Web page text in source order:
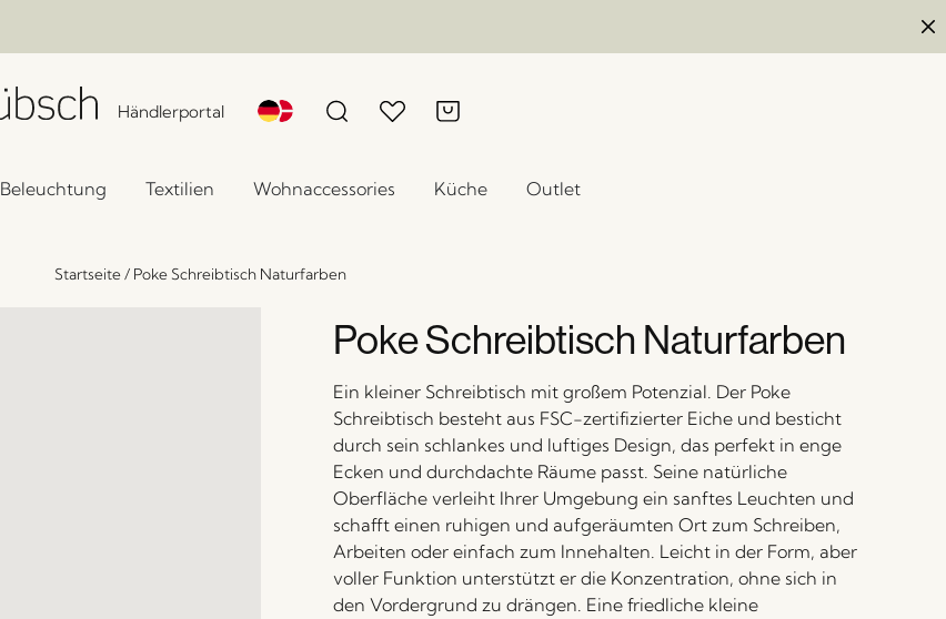
Händlerportal
Beleuchtung Textilien Wohnaccessories Küche Outlet
Startseite/ Poke Schreibtisch Naturfarben
Poke Schreibtisch Naturfarben
Ein kleiner Schreibtisch mit großem Potenzial. Der Poke
Schreibtisch besteht aus FSC-zertifizierter Eiche und besticht
durch sein schlankes und luftiges Design, das perfekt in enge
Ecken und durchdachte Räume passt. Seine natürliche
Oberfläche verleiht Ihrer Umgebung ein sanftes Leuchten und
schafft einen ruhigen und aufgeräumten Ort zum Schreiben,
Arbeiten oder einfach zum Innehalten. Leicht in der Form, aber
voller Funktion unterstützt er die Konzentration, ohne sich in
den Vordergrund zu drängen. Eine friedliche kleine